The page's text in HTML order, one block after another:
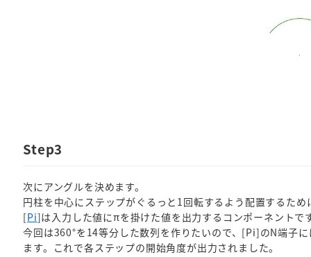
Step3
次にアングルを決めます。
円柱を中心にステップがぐるっと1回転するよう配置するた
[Pi]は入力した値にπを掛けた値を出力するコンポーネントで
今回は360°を14等分した数列を作りたいので、[Pi]のN端子
ます。これで各ステップの開始角度が出力されました。